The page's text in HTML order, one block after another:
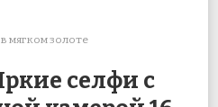
в мягком золоте
селфи с